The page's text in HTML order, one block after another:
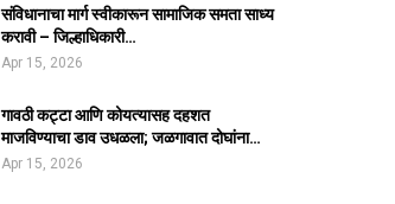
संविधानाचा मार्ग स्वीकारून सामाजिक समता साध्य
करावी – जिल्हाधिकारी…
Apr 15, 2026
गावठी कट्टा आणि कोयत्यासह दहशत
माजविण्याचा डाव उधळला; जळगावात दोघांना…
Apr 15, 2026